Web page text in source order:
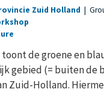
Zuid Holland |
de groene en
gebied (= buiten de
Zuid-Holland.